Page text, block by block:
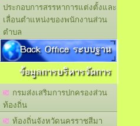
ประกอบการสรรหาการแต่งตั้งและ
เลื่อนตำแหน่งของพนักงานส่วน
ตำบล
Back Office ระบบฐาน
ข้อมูลการบริหารจัดการ
กรมส่งเสริมการปกครองส่วน
ท้องถิ่น
ท้องถิ่นจังหวัดนครราชสีมา